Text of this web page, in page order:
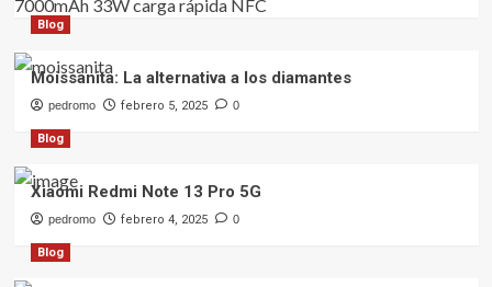
Blog
Moissanita: La alternativa a los diamantes
pedromo febrero 5, 2025 0
Blog
Xiaomi Redmi Note 13 Pro 5G
pedromo febrero 4, 2025 0
Blog